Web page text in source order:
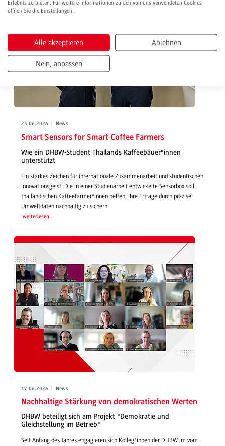
23.06.2026 | News
Smart Sensors for Smart Coffee Farmers
Wie ein DHBW-Student Thailands Kaffeebäuer*innen
unterstützt
Ein starkes Zeichen für internationale Zusammenarbeit und studentischen
Innovationsgeist: Die in einer Studienarbeit entwickelte Sensorbox soll
thailändischen Kaffeefarmer*innen helfen, ihre Erträge durch präzise
Umweltdaten nachhaltig zu sichern.
weiterlesen
17.06.2026 | News
Nachhaltige Stärkung von demokratischen Werten
DHBW beteiligt sich am Projekt "Demokratie und
Gleichstellung im Betrieb"
Seit Anfang des Jahres engagieren sich Kolleg*innen der DHBW im vom
Erlebnis zu bieten. Für weitere Informationen zu den von uns verwendeten Cookies
öffnen Sie die Einstellungen.
Alle akzeptieren Ablehnen
Nein, anpassen